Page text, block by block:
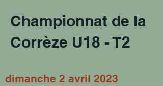
Championnat de la
Corrèze U18 - T2
dimanche 2 avril 2023